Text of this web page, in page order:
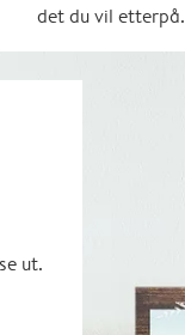
det du vil etterpå.
ut.